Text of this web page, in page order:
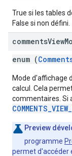
True si les tables
False si non défini.
commentsView
enum (
Mode d'affichage
calcul. Cela
commentaires. Si
Preview
programme
permet d'accéder